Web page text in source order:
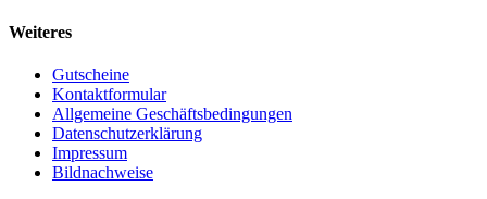
Weiteres
Gutscheine
Kontaktformular
Allgemeine Geschäftsbedingungen
Datenschutzerklärung
Impressum
Bildnachweise